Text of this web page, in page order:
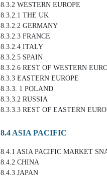
8.3.2 WESTERN EUROPE
8.3.2.1 THE UK
8.3.2.2 GERMANY
8.3.2.3 FRANCE
8.3.2.4 ITALY
8.3.2.5 SPAIN
8.3.2.6 REST OF WESTERN
8.3.3 EASTERN EUROPE
8.3.3. 1 POLAND
8.3.3.2 RUSSIA
8.3.3.3 REST OF EASTERN
8.4 ASIA PACIFIC
8.4.1 ASIA PACIFIC MARKET
8.4.2 CHINA
8.4.3 JAPAN